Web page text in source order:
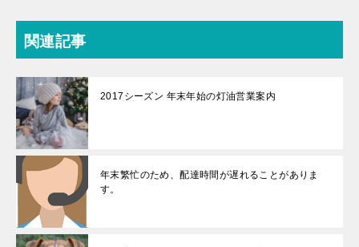
関連記事
2017シーズン 年末年始の灯油営業案内
年末繁忙のため、配達時間が遅れることがありま
す。